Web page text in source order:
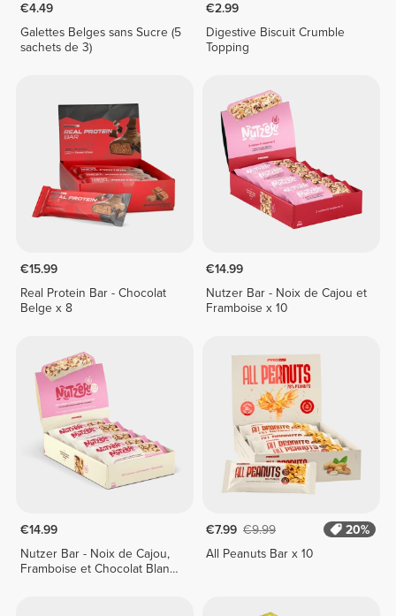
€4.49
Galettes Belges sans Sucre (5
sachets de 3)
€2.99
Digestive Biscuit Crumble
Topping
€15.99
Real Protein Bar - Chocolat
Belge x 8
€14.99
Nutzer Bar - Noix de Cajou et
Framboise x 10
€14.99
Nutzer Bar - Noix de Cajou,
Framboise et Chocolat Blanc
€7.99 €9.99
20%
All Peanuts Bar x 10